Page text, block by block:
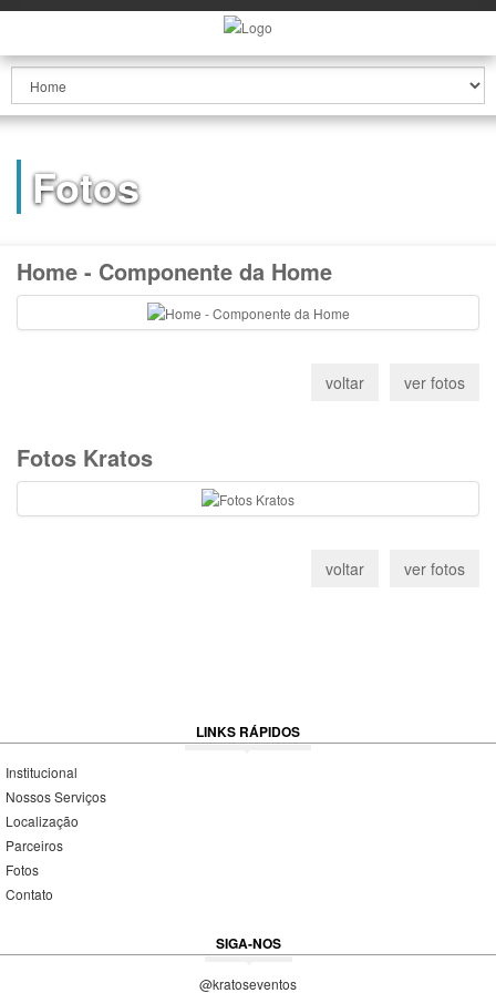
Fotos
Home - Componente da Home
Fotos Kratos
LINKS RÁPIDOS
Institucional
Nossos Serviços
Localização
Parceiros
Fotos
Contato
SIGA-NOS
@kratoseventos